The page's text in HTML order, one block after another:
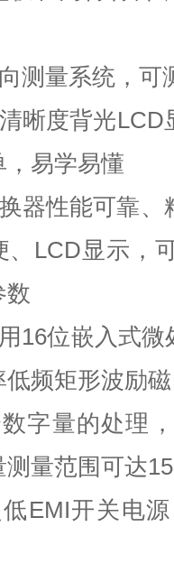
量系统，可
度背光LCD
易学易懂
性能可靠、
、LCD显示，
数
位嵌入式微
低频矩形波励
量的处理，
测量范围可达
开关电源